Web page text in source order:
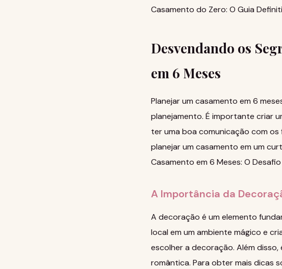
Casamento do Zero: O Guia
Desvendando os
em 6 Meses
Planejar um casamento em 6
planejamento. É importante criar
ter uma boa comunicação com
planejar um casamento em um
Casamento em 6 Meses: O
A Importância da
A decoração é um elemento
local em um ambiente mágico e
escolher a decoração. Além
romântica. Para obter mais dicas